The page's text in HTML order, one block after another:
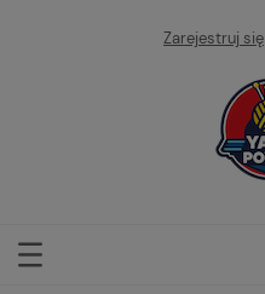
Zarejestruj się